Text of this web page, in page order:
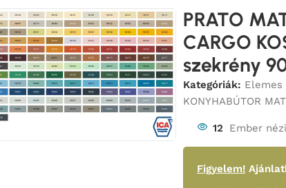
PRATO
CARGO
szekrény
Kategóriák: Elemes
KONYHABÚTOR
12 Ember
Figyelem!